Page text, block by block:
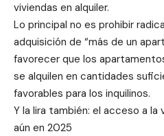
viviendas en alquiler.
Lo principal no es prohibir
adquisición de “más de un
favorecer que los
se alquilen en cantidades
favorables para los inquilinos.
Y la lira también: el acceso a la
aún en 2025